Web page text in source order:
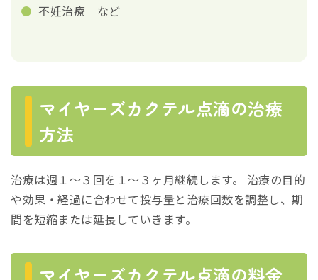
不妊治療 など
マイヤーズカクテル点滴の治療
方法
治療は週１～３回を１～３ヶ月継続します。 治療の目的
や効果・経過に合わせて投与量と治療回数を調整し、期
間を短縮または延長していきます。
マイヤーズカクテル点滴の料金